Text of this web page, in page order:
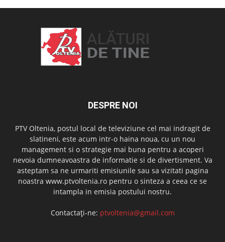
DESPRE NOI
PTV Oltenia, postul local de televiziune cel mai indragit de
slatineni, este acum intr-o haina noua, cu un nou
management si o strategie mai buna pentru a acoperi
nevoia dumneavoastra de informatie si de divertisment. Va
asteptam sa ne urmariti emisiunile sau sa vizitati pagina
noastra www.ptvoltenia.ro pentru o sinteza a ceea ce se
intampla in emisia postului nostru.
Contactați-ne: ptvoltenia@gmail.com